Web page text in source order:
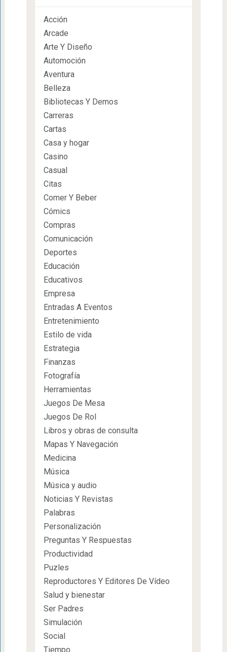
Acción
Arcade
Arte Y Diseño
Automoción
Aventura
Belleza
Bibliotecas Y Demos
Carreras
Cartas
Casa y hogar
Casino
Casual
Citas
Comer Y Beber
Cómics
Compras
Comunicación
Deportes
Educación
Educativos
Empresa
Entradas A Eventos
Entretenimiento
Estilo de vida
Estrategia
Finanzas
Fotografía
Herramientas
Juegos De Mesa
Juegos De Rol
Libros y obras de consulta
Mapas Y Navegación
Medicina
Música
Música y audio
Noticias Y Revistas
Palabras
Personalización
Preguntas Y Respuestas
Productividad
Puzles
Reproductores Y Editores De Vídeo
Salud y bienestar
Ser Padres
Simulación
Social
Tiempo